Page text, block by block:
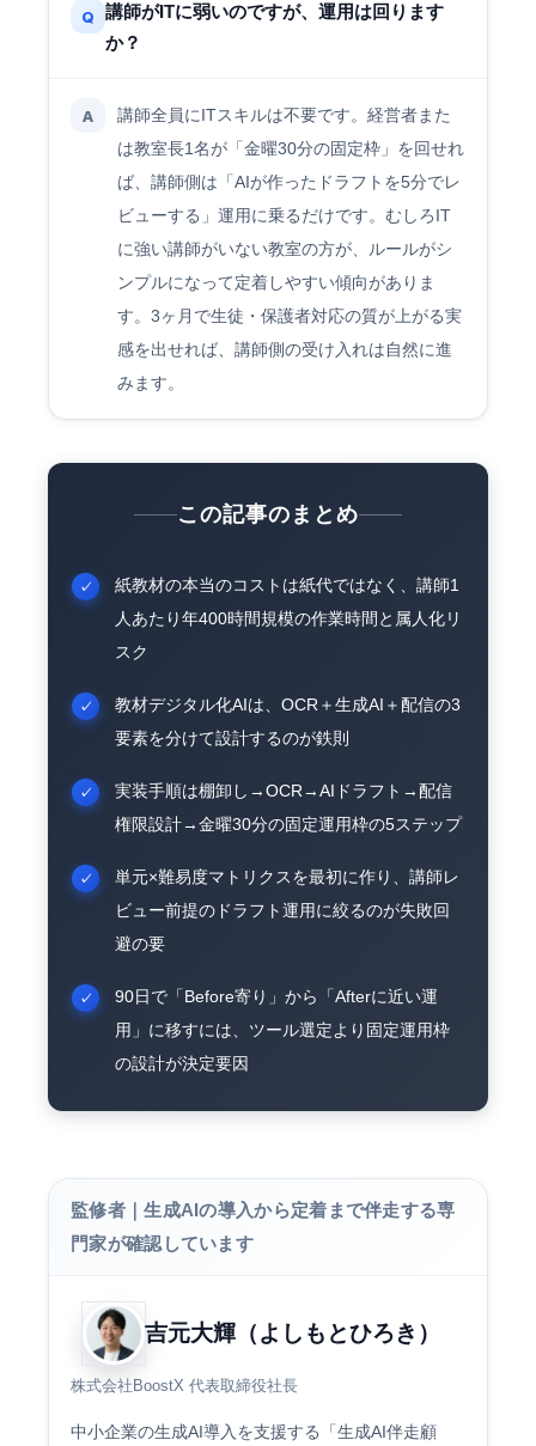
Q
講師がITに弱いのですが、運用は回ります
か？
A
講師全員にITスキルは不要です。経営者また
は教室長1名が「金曜30分の固定枠」を回せれ
ば、講師側は「AIが作ったドラフトを5分でレ
ビューする」運用に乗るだけです。むしろIT
に強い講師がいない教室の方が、ルールがシ
ンプルになって定着しやすい傾向がありま
す。3ヶ月で生徒・保護者対応の質が上がる実
感を出せれば、講師側の受け入れは自然に進
みます。
この記事のまとめ
紙教材の本当のコストは紙代ではなく、講師1
人あたり年400時間規模の作業時間と属人化リ
スク
教材デジタル化AIは、OCR＋生成AI＋配信の3
要素を分けて設計するのが鉄則
実装手順は棚卸し→OCR→AIドラフト→配信
権限設計→金曜30分の固定運用枠の5ステップ
単元×難易度マトリクスを最初に作り、講師レ
ビュー前提のドラフト運用に絞るのが失敗回
避の要
90日で「Before寄り」から「Afterに近い運
用」に移すには、ツール選定より固定運用枠
の設計が決定要因
監修者｜生成AIの導入から定着まで伴走する専
門家が確認しています
吉元大輝（よしもとひろき）
株式会社BoostX 代表取締役社長
中小企業の生成AI導入を支援する「生成AI伴走顧